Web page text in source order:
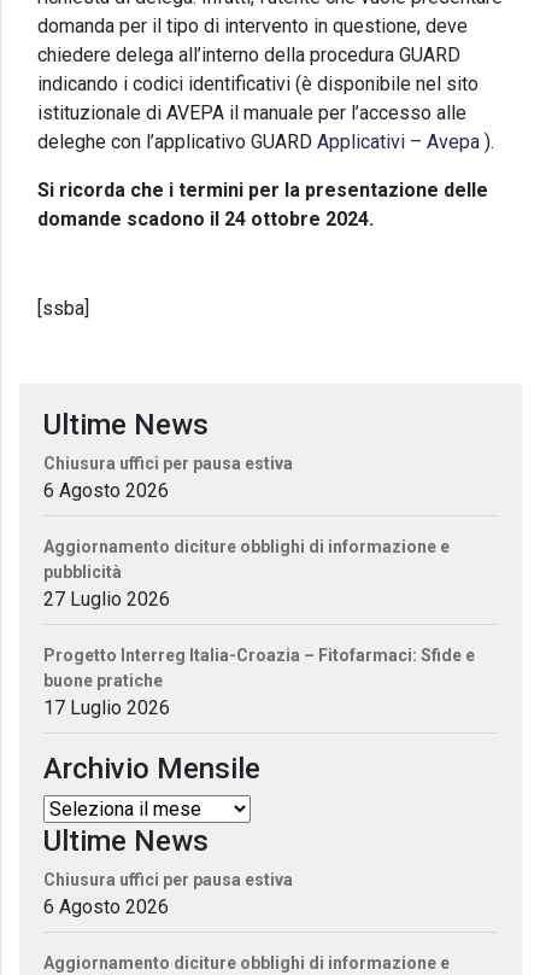
domanda per il tipo di intervento in questione, deve
chiedere delega all’interno della procedura GUARD
indicando i codici identificativi (è disponibile nel sito
istituzionale di AVEPA il manuale per l’accesso alle
deleghe con l’applicativo GUARD Applicativi – Avepa ).
Si ricorda che i termini per la presentazione delle
domande scadono il 24 ottobre 2024.
[ssba]
Ultime News
Chiusura uffici per pausa estiva
6 Agosto 2026
Aggiornamento diciture obblighi di informazione e
pubblicità
27 Luglio 2026
Progetto Interreg Italia-Croazia – Fitofarmaci: Sfide e
buone pratiche
17 Luglio 2026
Archivio Mensile
Ultime News
Chiusura uffici per pausa estiva
6 Agosto 2026
Aggiornamento diciture obblighi di informazione e